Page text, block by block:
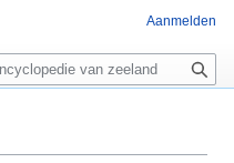
Aanmelden